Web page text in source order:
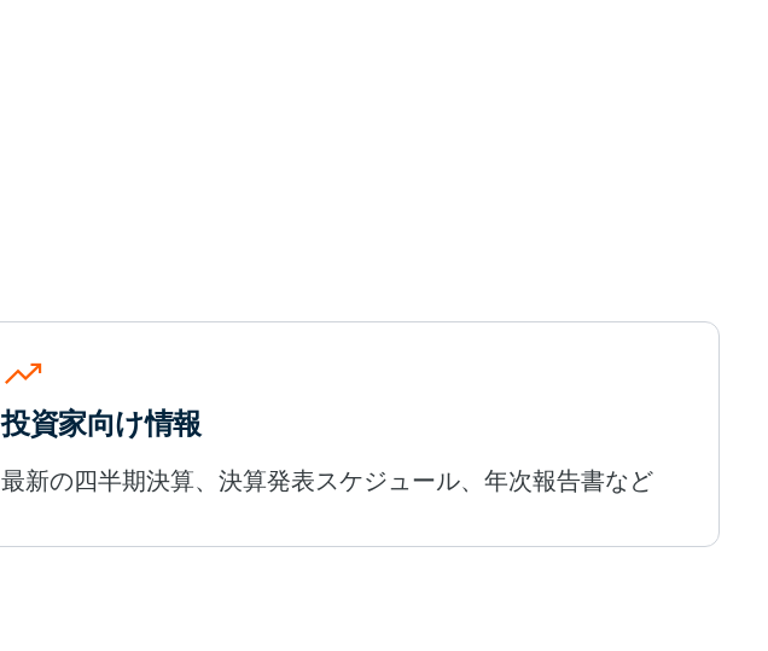
trending_up
投資家向け情報
最新の四半期決算、決算発表スケジュール、年次報告書など